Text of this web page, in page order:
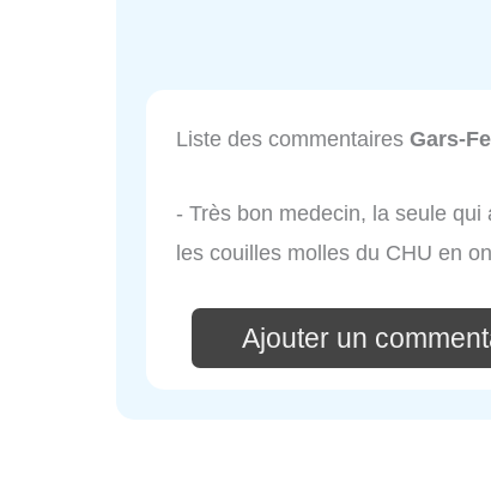
Liste des commentaires Gars-
- Très bon medecin, la seule
les couilles molles du CHU en
Ajouter un